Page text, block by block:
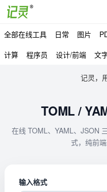
全部在线工具 日常 图片
计算
程序员 设计/前端 文
记灵，
TOML /
在线 TOML、YAML、JSON
式，纯前端
输入格式